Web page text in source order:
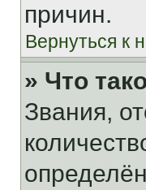
причин.
Вернуться к
» Что
Звания,